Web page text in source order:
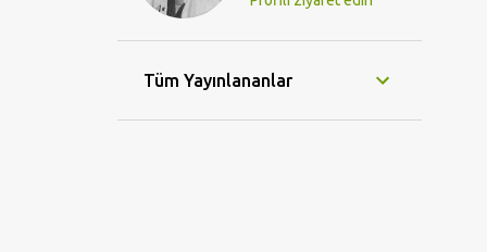
Tüm Yayınlananlar